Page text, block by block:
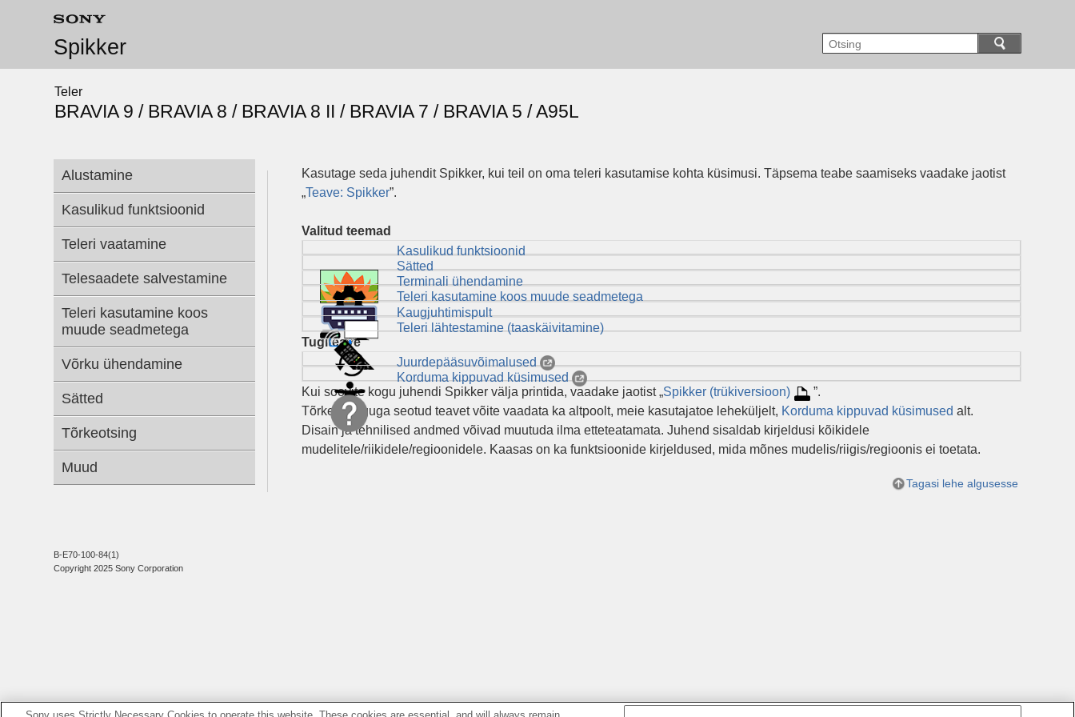
Spikker
Teler
BRAVIA 9 / BRAVIA 8 / BRAVIA 8 II / BRAVIA 7 / BRAVIA 5 / A95L
Kasutage seda juhendit Spikker, kui teil on oma teleri kasutamise kohta küsimusi. Täpsema teabe saamiseks vaadake jaotist
„Teave: Spikker”.
Valitud teemad
Kasulikud funktsioonid
Sätted
Terminali ühendamine
Teleri kasutamine koos muude seadmetega
Kaugjuhtimispult
Teleri lähtestamine (taaskäivitamine)
Tugiteave
Juurdepääsuvõimalused
Korduma kippuvad küsimused
Kui soovite kogu juhendi Spikkervälja printida, vaadake jaotist „Spikker(trükiversioon)
”.
Tõrkeotsinguga seotud teavet võite vaadata ka altpoolt, meie kasutajatoe leheküljelt, Korduma kippuvad küsimused alt.
Disain ja tehnilised andmed võivad muutuda ilma etteteatamata. Juhend sisaldab kirjeldusi kõikidele
mudelitele/riikidele/regioonidele. Kaasas on ka funktsioonide kirjeldused, mida mõnes mudelis/riigis/regioonis ei toetata.
Tagasi lehe algusesse
Alustamine
Kasulikud funktsioonid
Teleri vaatamine
Telesaadete salvestamine
Teleri kasutamine koos
muude seadmetega
Võrku ühendamine
Sätted
Tõrkeotsing
Muud
B-E70-100-84(1)
Copyright 2025 Sony Corporation